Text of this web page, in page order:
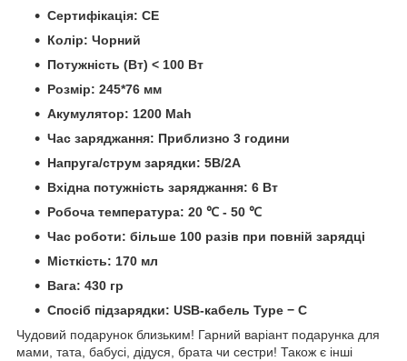
Сертифікація: CE
Колір: Чорний
Потужність (Вт) < 100 Вт
Розмір: 245*76 мм
Акумулятор: 1200 Mah
Час заряджання: Приблизно 3 години
Напруга/струм зарядки: 5В/2А
Вхідна потужність заряджання: 6 Вт
Робоча температура: 20 ℃ - 50 ℃
Час роботи: більше 100 разів при повній зарядці
Місткість: 170 мл
Вага: 430 гр
Спосіб підзарядки: USB-кабель Type − C
Чудовий подарунок близьким! Гарний варіант подарунка для
мами, тата, бабусі, дідуся, брата чи сестри! Також є інші